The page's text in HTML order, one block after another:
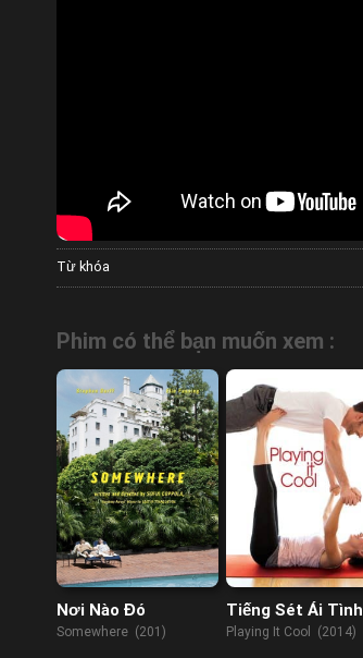
Từ khóa
Phim có thể bạn muốn xem :
Nơi Nào Đó
Somewhere (201)
Tiếng Sét Ái Tình
Playing It Cool (2014)